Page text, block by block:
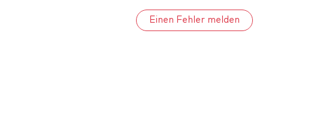
Einen Fehler melden